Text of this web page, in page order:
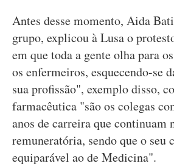
Antes desse momento, Aida
grupo, explicou à Lusa o
em que toda a gente olha para
os enfermeiros, esquecendo-se
sua profissão", exemplo disso,
farmacêutica "são os colegas
anos de carreira que continuam
remuneratória, sendo que o seu
equiparável ao de Medicina".